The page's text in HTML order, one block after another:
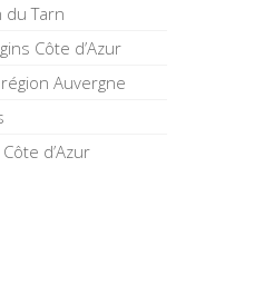
du Tarn
Côte d’Azur
Auvergne
d’Azur